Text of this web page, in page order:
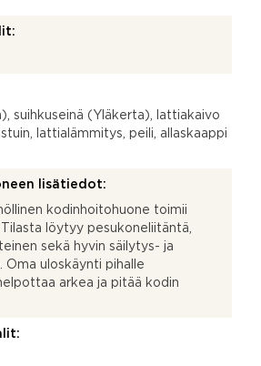
suihkuseinä (Yläkerta), lattiakaivo
lattialämmitys, peili, allaskaappi
lisätiedot:
kodinhoitohuone toimii
Tilasta löytyy pesukoneliitäntä,
sekä hyvin säilytys- ja
Oma uloskäynti pihalle
arkea ja pitää kodin